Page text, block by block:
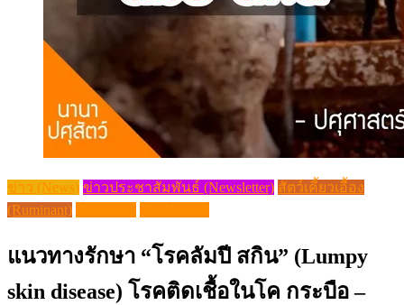
ข่าว (News) ข่าวประชาสัมพันธ์ (Newsletter) สัตว์เคี้ยวเอื้อง
(Ruminant)
แนวทางรักษา “โรคลัมปี สกิน” (Lumpy
skin disease) โรคติดเชื้อในโค กระบือ –